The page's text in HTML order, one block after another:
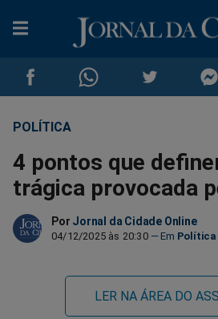
Compartilhar
no
Facebook
Compartilhar
no
Whatsapp
no
Twitter
no
POLÍTICA
4 pontos que
trágica provocada
Por Jornal da Cidade Online
04/12/2025 às 20:30 Política
LER NA ÁREA DO